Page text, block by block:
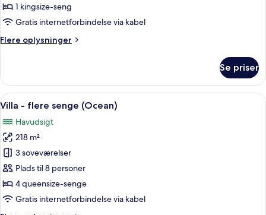
1 kingsize-seng
Gratis internetforbindelse via kabel
Flere oplysninger
Flere
Suite
Se priser
Indlæs
alle
billeder
af
Villa
-
flere
senge
En rummelig opholdsstue med en
7
Villa - flere senge (Ocean)
Havudsigt
218 m²
3 soveværelser
Plads til 8 personer
4 queensize-senge
Gratis internetforbindelse via kabel